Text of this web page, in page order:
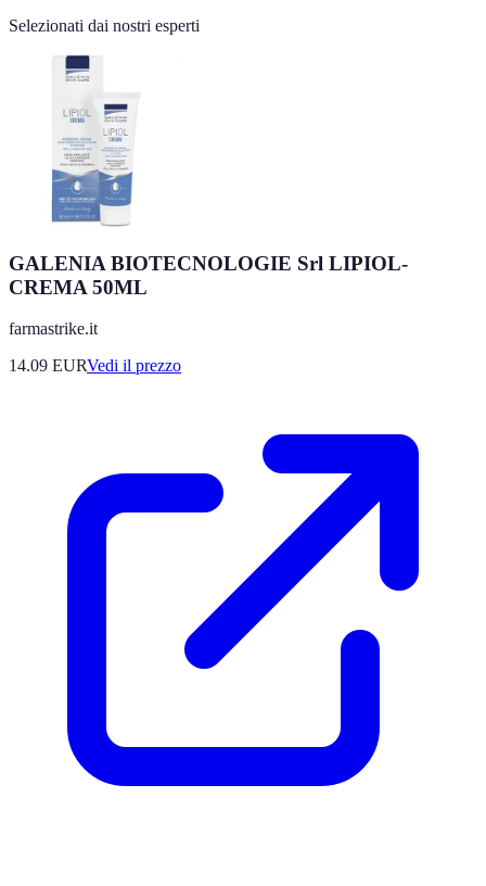
Selezionati dai nostri esperti
GALENIA BIOTECNOLOGIE Srl LIPIOL-
CREMA 50ML
farmastrike.it
14.09 EURVedi il prezzo